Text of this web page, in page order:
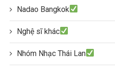
Nadao Bangkok
Nghệ sĩ khác
Nhóm Nhạc Thái Lan